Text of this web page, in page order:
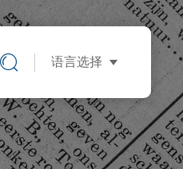
语言选择
中文版
英文版